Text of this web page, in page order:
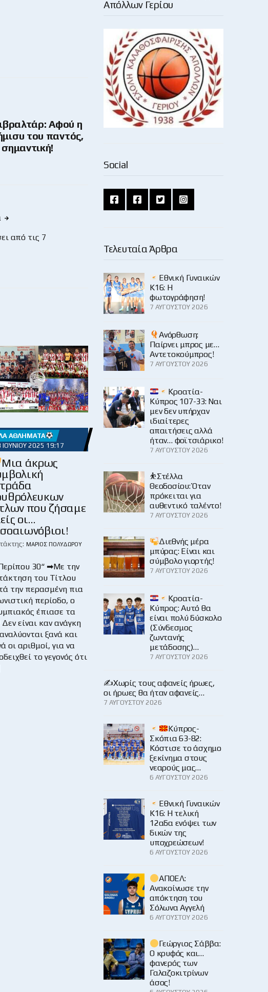
Αφού η
του παντός,
σημαντική!
από τις 7
ΑΘΛΉΜΑΤΑ
ΙΟΥΝΊΟΥ 2025 19:17
Μια άκρως
που ζήσαμε
οι…
ΜΆΡΙΟΣ ΠΟΛΥΔΏΡΟΥ
30“ ➡Με την
του Τίτλου
την περασμένη πια
περίοδο, ο
έπιασε τα
είναι καν ανάγκη
ξανά και
οι αριθμοί, για να
το γεγονός ότι
Απόλλων Γερίου
Social
Τελευταία Άρθρα
Εθνική Γυναικών
Κ16: Η
φωτογράφηση!
7 ΑΥΓΟΎΣΤΟΥ 2026
Ανόρθωση:
Παίρνει μπρος με…
Αντετοκούμπρος!
7 ΑΥΓΟΎΣΤΟΥ 2026
Κροατία-
Κύπρος 107-33: Ναι
μεν δεν υπήρχαν
ιδιαίτερες
απαιτήσεις αλλά
ήταν… φοϊτσιάρικο!
7 ΑΥΓΟΎΣΤΟΥ 2026
⛹️Στέλλα
Θεοδοσίου: Όταν
πρόκειται για
αυθεντικό ταλέντο!
7 ΑΥΓΟΎΣΤΟΥ 2026
Διεθνής μέρα
μπύρας: Είναι και
σύμβολο γιορτής!
7 ΑΥΓΟΎΣΤΟΥ 2026
Κροατία-
Κύπρος: Αυτό θα
είναι πολύ δύσκολο
(Σύνδεσμος
ζωντανής
μετάδοσης)…
7 ΑΥΓΟΎΣΤΟΥ 2026
✍️Χωρίς τους αφανείς ήρωες,
οι ήρωες θα ήταν αφανείς…
7 ΑΥΓΟΎΣΤΟΥ 2026
Κύπρος-
Σκόπια 63-82:
Κόστισε το άσχημο
ξεκίνημα στους
νεαρούς μας…
6 ΑΥΓΟΎΣΤΟΥ 2026
Εθνική Γυναικών
Κ16: Η τελική
12αδα ενόψει των
δικών της
υποχρεώσεων!
6 ΑΥΓΟΎΣΤΟΥ 2026
ΑΠΟΕΛ:
Ανακοίνωσε την
απόκτηση του
Σόλωνα Αγγελή
6 ΑΥΓΟΎΣΤΟΥ 2026
Γεώργιος Σάββα:
Ο κρυφός και…
φανερός των
Γαλαζοκιτρίνων
άσος!